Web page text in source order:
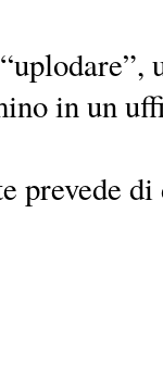
in un
di